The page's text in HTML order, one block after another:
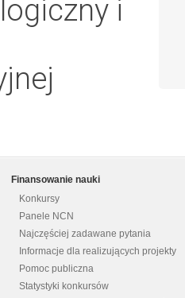
i
Finansowanie nauki
Konkursy
Panele NCN
Najczęściej zadawane pytania
Informacje dla realizujących projekty
Pomoc publiczna
Statystyki konkursów